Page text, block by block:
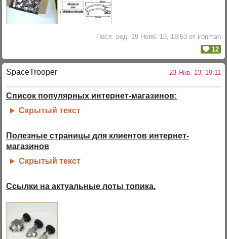
Посл. ред. 19 Нояб. 13, 18:53 от ironman
12
SpaceTrooper 23 Янв. 13, 19:11
Список популярных интернет-магазинов:
Скрытый текст
Полезные страницы для клиентов интернет-
магазинов
Скрытый текст
Ссылки на актуальные лоты топика.